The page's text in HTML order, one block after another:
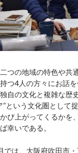
つの地域の特色や共
つ4人の方々にお話
自の文化と複雑な歴
という文化圏として
び上がってくるかを
幸いである。
は、大阪府吹田市